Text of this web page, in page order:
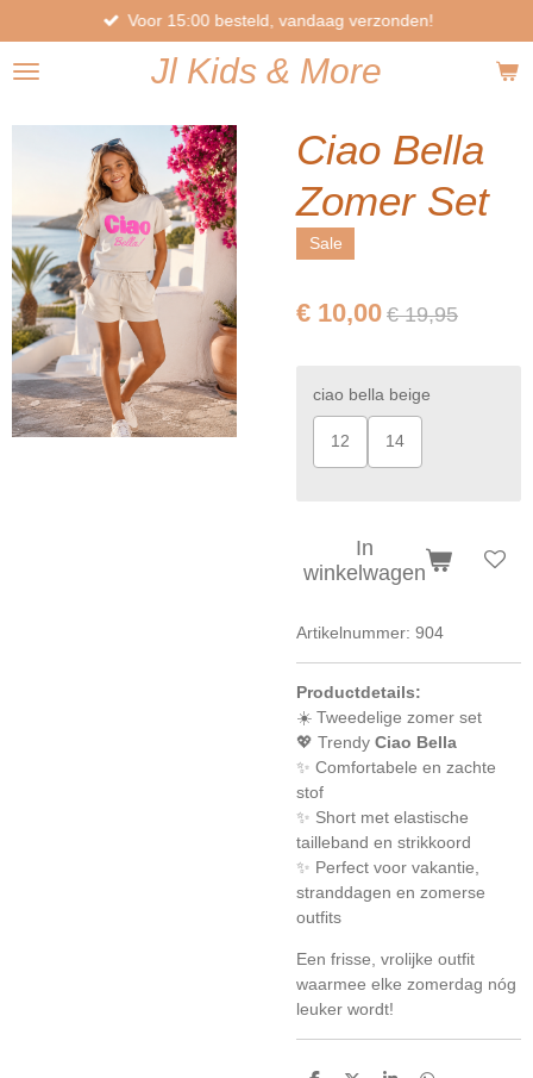
direct
naar
hoofdinhoud
JlKids & More
Voor 15:00 besteld, vandaag verzonden!
Ciao Bella
Zomer Set
Sale
€ 10,00 € 19,95
ciao bella beige
12 14
In
winkelwagen
Artikelnummer: 904
Productdetails:
☀️ Tweedelige zomer set
💖 Trendy Ciao Bella
✨ Comfortabele en zachte
stof
✨ Short met elastische
tailleband en strikkoord
✨ Perfect voor vakantie,
stranddagen en zomerse
outfits
Een frisse, vrolijke outfit
waarmee elke zomerdag nóg
leuker wordt!